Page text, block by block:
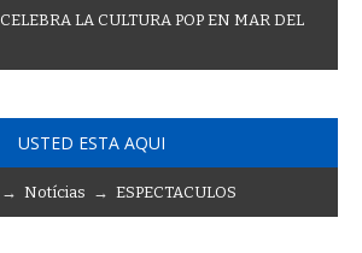
CELEBRA LA CULTURA POP EN MAR DEL
USTED ESTA AQUI
→ Notícias → ESPECTACULOS